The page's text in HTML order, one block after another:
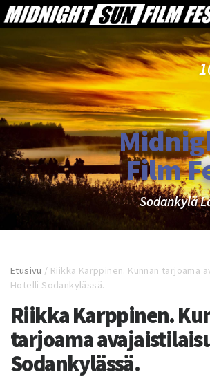
Film
Sodankylä
Etusivu / Riikka Karppinen. Kunnan tarjoama
Hotelli Sodankylässä.
Riikka Karppinen.
tarjoama
Sodankylässä.